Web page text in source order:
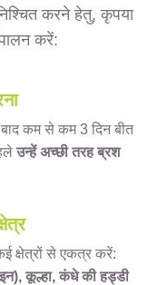
करने हेतु, कृपया
पालन करें:
बाद कम से कम 3 दिन बीत
उन्हें अच्छी तरह ब्रश
क्षेत्रों से एकत्र करें:
कूल्हा, कंधे की हड्डी